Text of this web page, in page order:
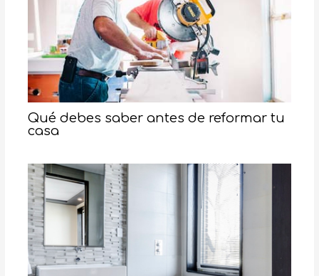
Qué debes saber antes de reformar tu
casa